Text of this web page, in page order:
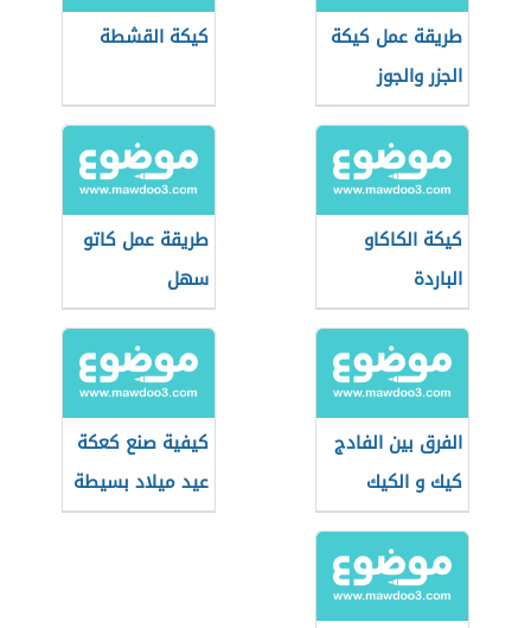
طريقة عمل كيكة
الجزر والجوز
كيكة القشطة
كيكة الكاكاو
الباردة
طريقة عمل كاتو
سهل
الفرق بين الفادج
كيك و الكيك
العادي
كيفية صنع كعكة
عيد ميلاد بسيطة